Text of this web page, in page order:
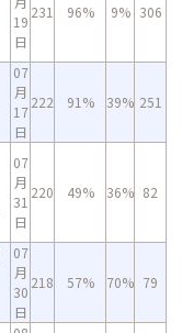
19
日
231 96% 9% 306
07
月
17
日
222 91% 39% 251
07
月
31
日
220 49% 36% 82
07
月
30
日
218 57% 70% 79